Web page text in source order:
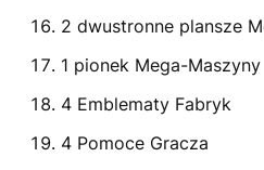
2 dwustronne plansze
1 pionek Mega-Maszyny
4 Emblematy Fabryk
4 Pomoce Gracza